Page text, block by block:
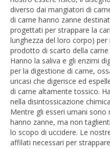
diverso dai mangiatori di
di carne hanno zanne
progettati per strappare la
lunghezza del loro corpo)
prodotto di scarto della
Hanno la saliva e gli enzimi
per la digestione di carne,
uricasi che digerisce ed
di carne altamente tossico.
nella disintossicazione
Mentre gli esseri umani
hanno zanne, ma non
lo scopo di uccidere. Le
affilati necessari per